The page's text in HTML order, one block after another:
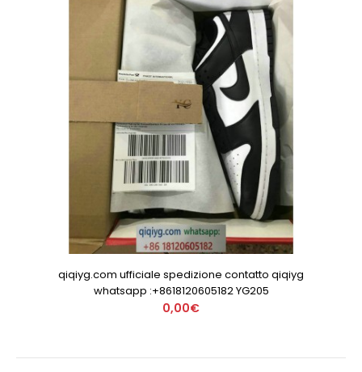
qiqiyg.com ufficiale spedizione contatto qiqiyg
whatsapp :+8618120605182 YG205
0,00€